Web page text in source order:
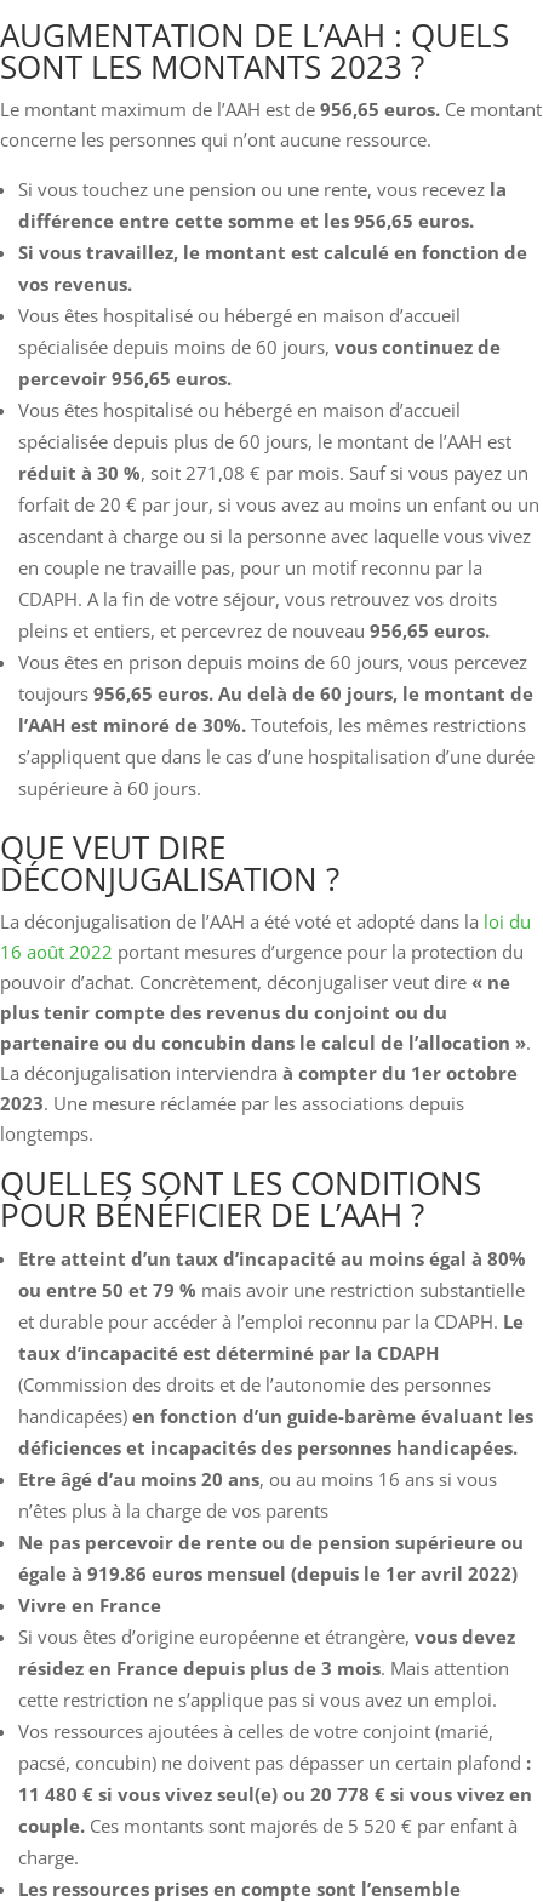
AUGMENTATION DE L’AAH : QUELS
SONT LES MONTANTS 2023 ?
Le montant maximum de l’AAH est de 956,65 euros. Ce montant
concerne les personnes qui n’ont aucune ressource.
Si vous touchez une pension ou une rente, vous recevez la
différence entre cette somme et les 956,65 euros.
Si vous travaillez, le montant est calculé en fonction de
vos revenus.
Vous êtes hospitalisé ou hébergé en maison d’accueil
spécialisée depuis moins de 60 jours, vous continuez de
percevoir 956,65 euros.
Vous êtes hospitalisé ou hébergé en maison d’accueil
spécialisée depuis plus de 60 jours, le montant de l’AAH est
réduit à 30 %, soit 271,08 € par mois. Sauf si vous payez un
forfait de 20 € par jour, si vous avez au moins un enfant ou un
ascendant à charge ou si la personne avec laquelle vous vivez
en couple ne travaille pas, pour un motif reconnu par la
CDAPH. A la fin de votre séjour, vous retrouvez vos droits
pleins et entiers, et percevrez de nouveau 956,65 euros.
Vous êtes en prison depuis moins de 60 jours, vous percevez
toujours 956,65 euros. Au delà de 60 jours, le montant de
l’AAH est minoré de 30%. Toutefois, les mêmes restrictions
s’appliquent que dans le cas d’une hospitalisation d’une durée
supérieure à 60 jours.
QUE VEUT DIRE
DÉCONJUGALISATION ?
La déconjugalisation de l’AAH a été voté et adopté dans la loi du
16 août 2022 portant mesures d’urgence pour la protection du
pouvoir d’achat. Concrètement, déconjugaliser veut dire « ne
plus tenir compte des revenus du conjoint ou du
partenaire ou du concubin dans le calcul de l’allocation ».
La déconjugalisation interviendra à compter du 1er octobre
2023. Une mesure réclamée par les associations depuis
longtemps.
QUELLES SONT LES CONDITIONS
POUR BÉNÉFICIER DE L’AAH ?
Etre atteint d’un taux d’incapacité au moins égal à 80%
ou entre 50 et 79 % mais avoir une restriction substantielle
et durable pour accéder à l’emploi reconnu par la CDAPH. Le
taux d’incapacité est déterminé par la CDAPH
(Commission des droits et de l’autonomie des personnes
handicapées) en fonction d’un guide-barème évaluant les
déficiences et incapacités des personnes handicapées.
Etre âgé d’au moins 20 ans, ou au moins 16 ans si vous
n’êtes plus à la charge de vos parents
Ne pas percevoir de rente ou de pension supérieure ou
égale à 919.86 euros mensuel (depuis le 1er avril 2022)
Vivre en France
Si vous êtes d’origine européenne et étrangère, vous devez
résidez en France depuis plus de 3 mois. Mais attention
cette restriction ne s’applique pas si vous avez un emploi.
Vos ressources ajoutées à celles de votre conjoint (marié,
pacsé, concubin) ne doivent pas dépasser un certain plafond :
11 480 € si vous vivez seul(e) ou 20 778 € si vous vivez en
couple. Ces montants sont majorés de 5 520 € par enfant à
charge.
Les ressources prises en compte sont l’ensemble